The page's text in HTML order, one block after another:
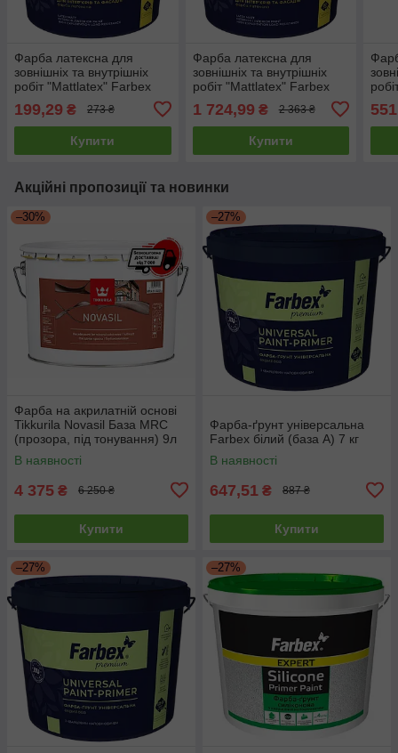
Фарба латексна для
зовнішніх та внутрішніх
робіт "Mattlatex" Farbex
199,29 ₴ 273 ₴
Купити
Фарба латексна для
зовнішніх та внутрішніх
робіт "Mattlatex" Farbex
1 724,99 ₴ 2 363 ₴
Купити
Акційні пропозиції та новинки
–30%
Фарба на акрилатній основі
Tikkurila Novasil База MRС
(прозора, під тонування) 9л
В наявності
4 375 ₴ 6 250 ₴
Купити
–27%
Фарба-ґрунт універсальна
Farbex білий (база А) 7 кг
В наявності
647,51 ₴ 887 ₴
Купити
–27% –27%